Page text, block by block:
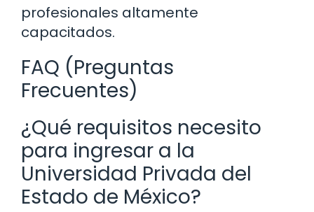
profesionales altamente
capacitados.
FAQ (Preguntas
Frecuentes)
¿Qué requisitos necesito
para ingresar a la
Universidad Privada del
Estado de México?